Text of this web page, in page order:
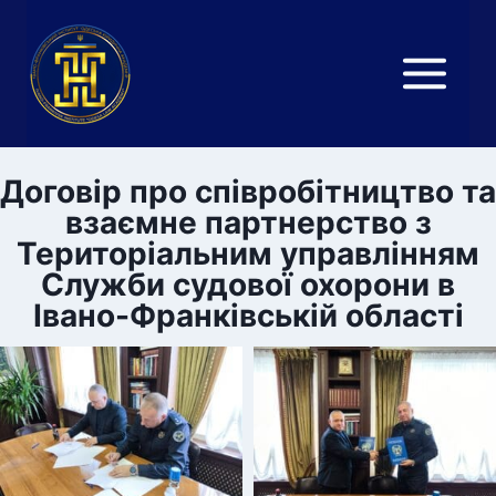
вмісту
Договір про співробітництво та
взаємне партнерство з
Територіальним управлінням
Служби судової охорони в
Івано-Франківській області